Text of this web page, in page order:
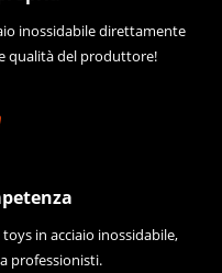
inossidabile direttamente
qualità del produttore!
in acciaio inossidabile,
professionisti.